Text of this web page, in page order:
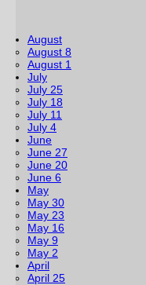
August
August 8
August 1
July
July 25
July 18
July 11
July 4
June
June 27
June 20
June 6
May
May 30
May 23
May 16
May 9
May 2
April
April 25